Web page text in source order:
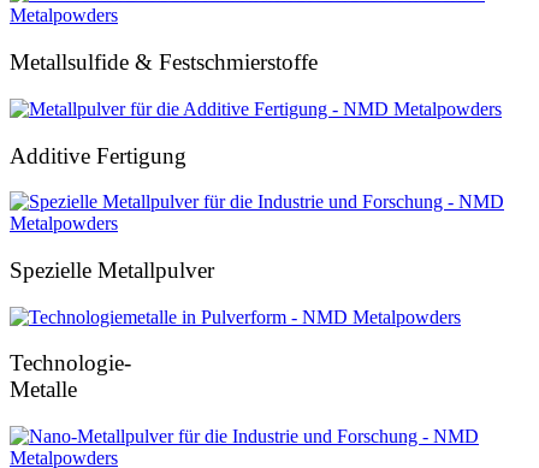
Metallsulfide & Festschmierstoffe
Additive Fertigung
Spezielle Metallpulver
Technologie-
Metalle